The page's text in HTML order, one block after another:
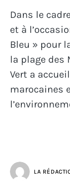
Dans le
et à
Bleu » pour
la plage des
Vert a
marocaines
LA